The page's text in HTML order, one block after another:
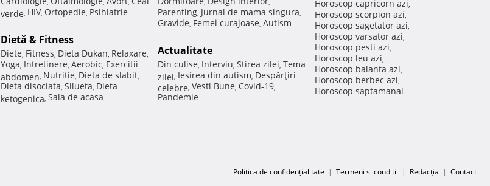
verde, HIV, Ortopedie, Psihiatrie
Dietă & Fitness
Diete, Fitness, Dieta Dukan, Relaxare,
Yoga, Intretinere, Aerobic, Exercitii
abdomen, Nutritie, Dieta de slabit,
Dieta disociata, Silueta, Dieta
ketogenica, Sala de acasa
Parenting, Jurnal de mama singura,
Gravide, Femei curajoase, Autism
Actualitate
Din culise, Interviu, Stirea zilei, Tema
zilei, Iesirea din autism, Despărţiri
celebre, Vesti Bune, Covid-19,
Pandemie
Horoscop capricorn azi,
Horoscop scorpion azi,
Horoscop sagetator azi,
Horoscop varsator azi,
Horoscop pesti azi,
Horoscop leu azi,
Horoscop balanta azi,
Horoscop berbec azi,
Horoscop saptamanal
Politica de confidențialitate | Termeni si conditii | Redacţia | Contact